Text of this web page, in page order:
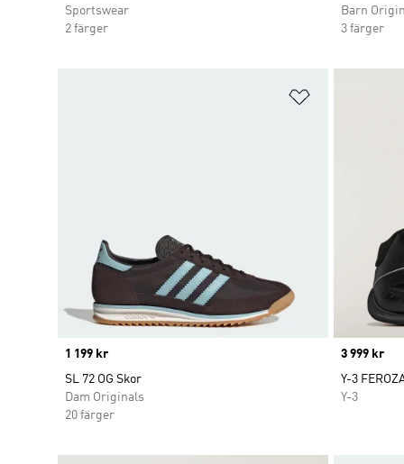
Sportswear
2 färger
Barn
3 färger
Price
1 199 kr
SL 72 OG Skor
Dam Originals
20 färger
Price
3 999 kr
Y-3
Y-3